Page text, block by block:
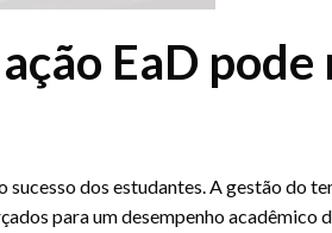
EaD
dos estudantes. A gestão do
para um desempenho acadêmico